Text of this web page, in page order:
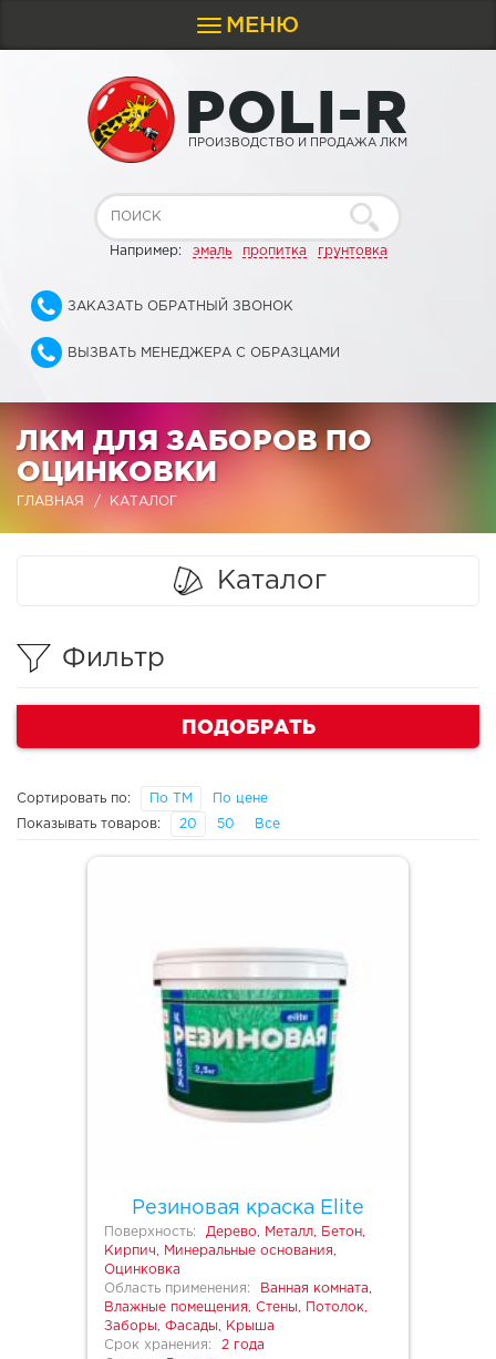
Toggle
navigation
МЕНЮ
POLI-R
ПРОИЗВОДСТВО И ПРОДАЖА ЛКМ
Например: эмаль пропитка грунтовка
ЗАКАЗАТЬ ОБРАТНЫЙ ЗВОНОК
ВЫЗВАТЬ МЕНЕДЖЕРА С ОБРАЗЦАМИ
ЛКМ ДЛЯ ЗАБОРОВ ПО
ОЦИНКОВКИ
ГЛАВНАЯ КАТАЛОГ
Каталог
Фильтр
ПОДОБРАТЬ
Сортировать по: По ТМ По цене
Показывать товаров: 20 50 Все
Резиновая краска Elite
Поверхность:
Дерево, Металл, Бетон,
Кирпич, Минеральные основания,
Оцинковка
Область применения:
Ванная комната,
Влажные помещения, Стены, Потолок,
Заборы, Фасады, Крыша
Срок хранения:
2 года